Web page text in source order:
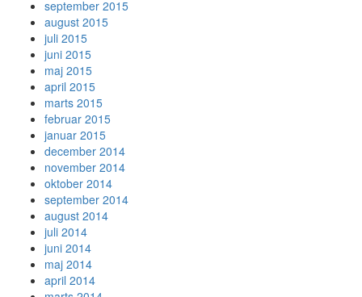
september 2015
august 2015
juli 2015
juni 2015
maj 2015
april 2015
marts 2015
februar 2015
januar 2015
december 2014
november 2014
oktober 2014
september 2014
august 2014
juli 2014
juni 2014
maj 2014
april 2014